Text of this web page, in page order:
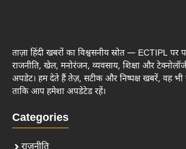
ताज़ा हिंदी खबरों का विश्वसनीय स्रोत — ECTIPL पर पढ़ें
राजनीति, खेल, मनोरंजन, व्यवसाय, शिक्षा और
अपडेट। हम देते हैं तेज़, सटीक और निष्पक्ष खबरें, वह भी
ताकि आप हमेशा अपडेटेड रहें।
Categories
राजनीति